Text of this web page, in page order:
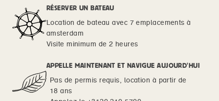
RÉSERVER UN BATEAU
Location de bateau avec 7 emplacements à
amsterdam
Visite minimum de 2 heures
APPELLE MAINTENANT ET NAVIGUE AUJOURD'HUI
Pas de permis requis, location à partir de
18 ans